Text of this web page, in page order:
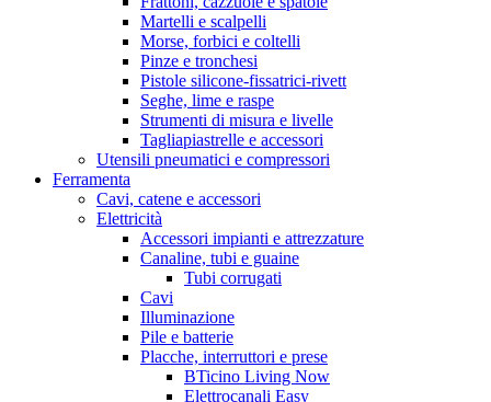
Martelli e scalpelli
Morse, forbici e coltelli
Pinze e tronchesi
Pistole silicone-fissatrici-rivett
Seghe, lime e raspe
Strumenti di misura e livelle
Tagliapiastrelle e accessori
Utensili pneumatici e compressori
Ferramenta
Cavi, catene e accessori
Elettricità
Accessori impianti e attrezzature
Canaline, tubi e guaine
Tubi corrugati
Cavi
Illuminazione
Pile e batterie
Placche, interruttori e prese
BTicino Living Now
Elettrocanali Easy